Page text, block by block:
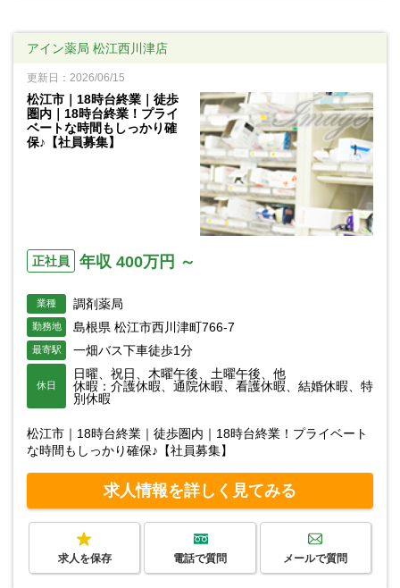
アイン薬局 松江西川津店
更新日：2026/06/15
松江市｜18時台終業｜徒歩
圏内｜18時台終業！プライ
ベートな時間もしっかり確
保♪【社員募集】
正社員 年収 400万円 ～
業種 調剤薬局
勤務地 島根県 松江市西川津町766-7
最寄駅 一畑バス下車徒歩1分
休日
日曜、祝日、木曜午後、土曜午後、他
休暇：介護休暇、通院休暇、看護休暇、結婚休暇、特
別休暇
松江市｜18時台終業｜徒歩圏内｜18時台終業！プライベート
な時間もしっかり確保♪【社員募集】
求人情報を詳しく見てみる
求人を保存 電話で質問 メールで質問